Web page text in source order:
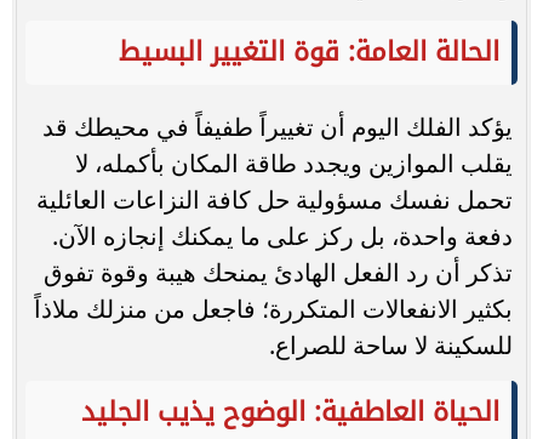
الحالة العامة: قوة التغيير البسيط
يؤكد الفلك اليوم أن تغييراً طفيفاً في محيطك قد
يقلب الموازين ويجدد طاقة المكان بأكمله، لا
تحمل نفسك مسؤولية حل كافة النزاعات العائلية
دفعة واحدة، بل ركز على ما يمكنك إنجازه الآن.
تذكر أن رد الفعل الهادئ يمنحك هيبة وقوة تفوق
بكثير الانفعالات المتكررة؛ فاجعل من منزلك ملاذاً
للسكينة لا ساحة للصراع.
الحياة العاطفية: الوضوح يذيب الجليد